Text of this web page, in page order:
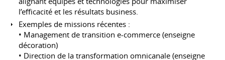
l’efficacité et les résultats business.
Exemples de missions récentes :
• Management de transition e-commerce (enseigne
décoration)
• Direction de la transformation omnicanale (enseigne